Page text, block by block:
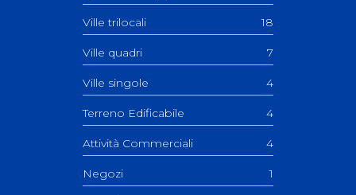
Ville trilocali 18
Ville quadri 7
Ville singole 4
Terreno Edificabile 4
Attività Commerciali 4
Negozi 1